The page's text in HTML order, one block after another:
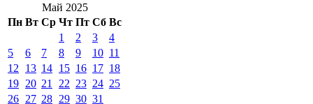
Май 2025
Пн Вт Ср Чт Пт Сб Вс
1
2 3
4
5
6 7 8 9 10 11
12
13 14 15 16 17 18
19 20 21 22 23 24 25
26 27 28 29 30 31